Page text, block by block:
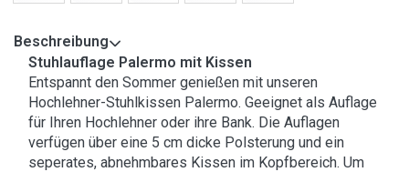
Beschreibung
Stuhlauflage Palermo mit Kissen
Entspannt den Sommer genießen mit unseren
Hochlehner-Stuhlkissen Palermo. Geeignet als Auflage
für Ihren Hochlehner oder ihre Bank. Die Auflagen
verfügen über eine 5 cm dicke Polsterung und ein
seperates, abnehmbares Kissen im Kopfbereich. Um